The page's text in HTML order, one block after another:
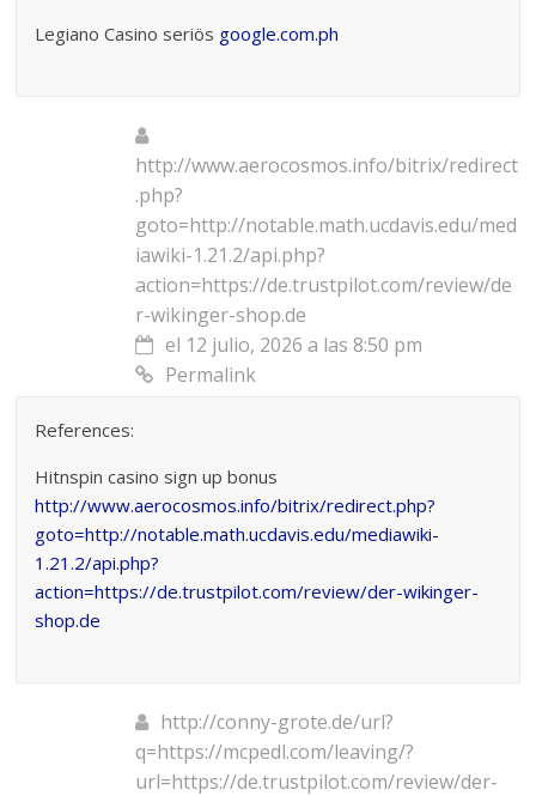
Legiano Casino seriös google.com.ph
http://www.aerocosmos.info/bitrix/redirect
.php?
goto=http://notable.math.ucdavis.edu/med
iawiki-1.21.2/api.php?
action=https://de.trustpilot.com/review/de
r-wikinger-shop.de
el 12 julio, 2026 a las 8:50 pm
Permalink
References:
Hitnspin casino sign up bonus
http://www.aerocosmos.info/bitrix/redirect.php?
goto=http://notable.math.ucdavis.edu/mediawiki-
1.21.2/api.php?
action=https://de.trustpilot.com/review/der-wikinger-
shop.de
http://conny-grote.de/url?
q=https://mcpedl.com/leaving/?
url=https://de.trustpilot.com/review/der-